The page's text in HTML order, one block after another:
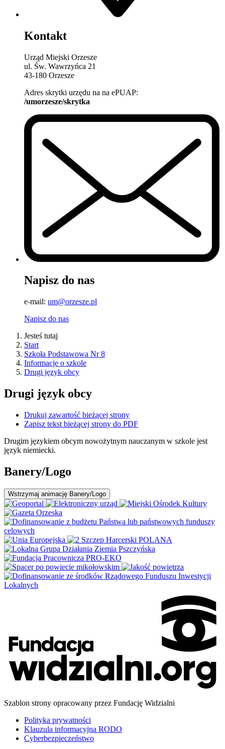
Kontakt
Urząd Miejski Orzesze
ul. Św. Wawrzyńca 21
43-180 Orzesze
Adres skrytki urzędu na na ePUAP:
/umorzesze/skrytka
Napisz do nas
e-mail: um@orzesze.pl
Napisz do nas
Jesteś tutaj
Start
Szkoła Podstawowa Nr 8
Informacje o szkole
Drugi język obcy
Drugi język obcy
Drukuj zawartość bieżącej strony
Zapisz tekst bieżącej strony do PDF
Drugim językiem obcym nowożytnym nauczanym w szkole jest
język niemiecki.
Banery/Logo
Wstrzymaj animację Banery/Logo
Szablon strony opracowany przez Fundację Widzialni
Polityka prywatności
Klauzula informacyjna RODO
Cyberbezpieczeństwo